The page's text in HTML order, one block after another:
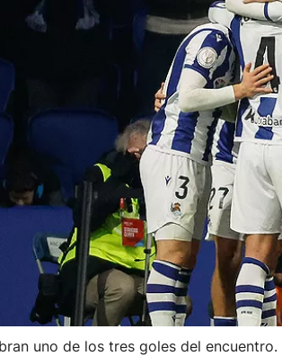
uno de los tres goles del encuentro.